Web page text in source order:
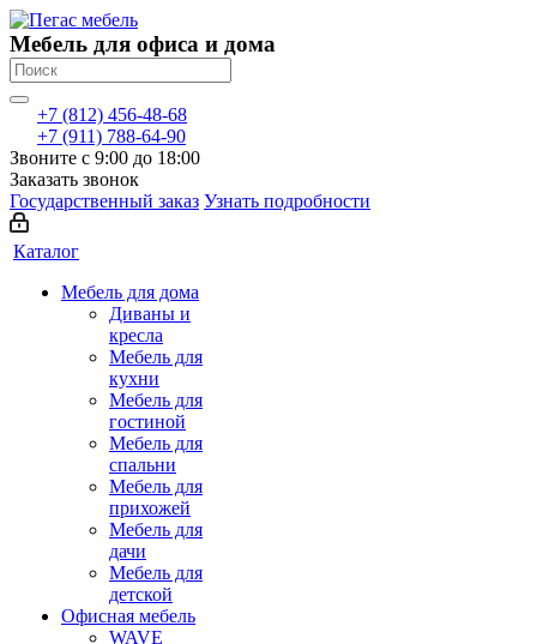
Мебель для офиса и дома
+7 (812) 456-48-68
+7 (911) 788-64-90
Звоните с 9:00 до 18:00
Заказать звонок
Государственный заказ Узнать подробности
Каталог
Мебель для дома
Диваны и
кресла
Мебель для
кухни
Мебель для
гостиной
Мебель для
спальни
Мебель для
прихожей
Мебель для
дачи
Мебель для
детской
Офисная мебель
WAVE